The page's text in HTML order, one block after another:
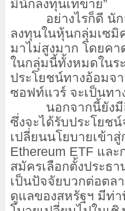
มีนักลงทุนเทขาย”
อย่างไรก็ดี นั
ลงทุนในหุ้นกลุ่มเซมิ
มาไม่สูงมาก โดยคา
ในกลุ่มนี้ทั้งหมดในร
ประโยชน์ทางอ้อมจ
ซอฟท์แวร์ จะเป็นทา
นอกจากนี้ยัง
ซึ่งจะได้รับประโยช
เปลี่ยนนโยบายเข้า
Ethereum ETF แล
สมัครเลือกตั้งประธ
เป็นปัจจัยบวกต่อตล
ดูแลของสหรัฐฯ มีท่